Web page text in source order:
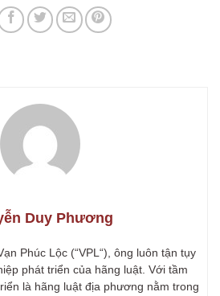
Duy Phương
Phúc Lộc (“VPL“), ông luôn tận tụy
phát triển của hãng luật. Với tầm
là hãng luật địa phương nằm trong